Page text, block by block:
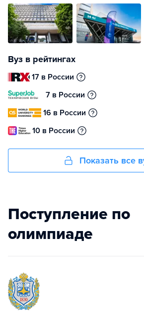
Вуз в рейтингах
17 в России
7 в России
16 в России
10 в России
Показать все
Поступление по
олимпиаде